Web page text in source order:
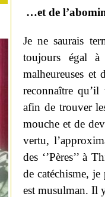
…et de
Je ne saurais
toujours égal à
malheureuses et
reconnaître
afin de trouver
mouche et de
vertu,
des ‘’Pères’’ à
de catéchisme,
est musulman. Il